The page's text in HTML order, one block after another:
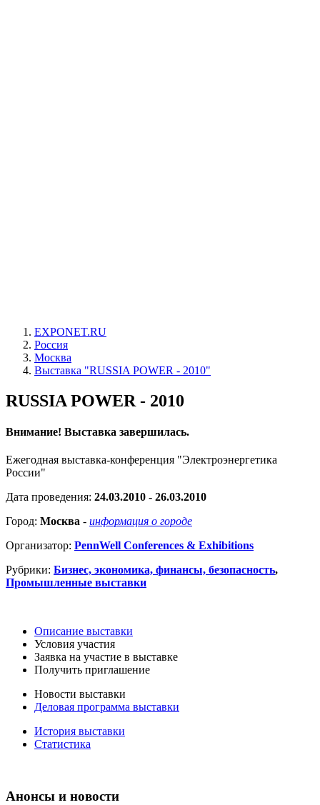
EXPONET.RU
Россия
Москва
Выставка "RUSSIA POWER - 2010"
RUSSIA POWER - 2010
Внимание! Выставка завершилась.
Ежегодная выставка-конференция "Электроэнергетика
России"
Дата проведения: 24.03.2010 - 26.03.2010
Город: Москва - информация о городе
Организатор: PennWell Conferences & Exhibitions
Рубрики: Бизнес, экономика, финансы, безопасность,
Промышленные выставки
Описание выставки
Условия участия
Заявка на участие в выставке
Получить приглашение
Новости выставки
Деловая программа выставки
История выставки
Статистика
Анонсы и новости